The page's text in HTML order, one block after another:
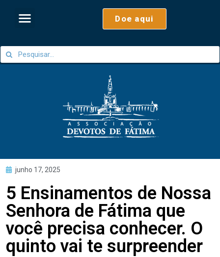
Doe aqui
junho 17, 2025
5 Ensinamentos de Nossa
Senhora de Fátima que
você precisa conhecer. O
quinto vai te surpreender